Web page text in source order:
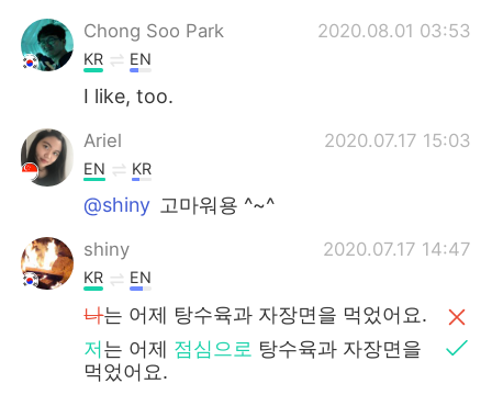
Chong Soo Park 2020.08.01 03:53
KR EN
I like, too.
Ariel 2020.07.17 15:03
EN KR
@shiny 고마워용 ^~^
shiny 2020.07.17 14:47
KR EN
나는 어제 탕수육과 자장면을 먹었어요.
저는 어제 점심으로 탕수육과 자장면을
먹었어요.